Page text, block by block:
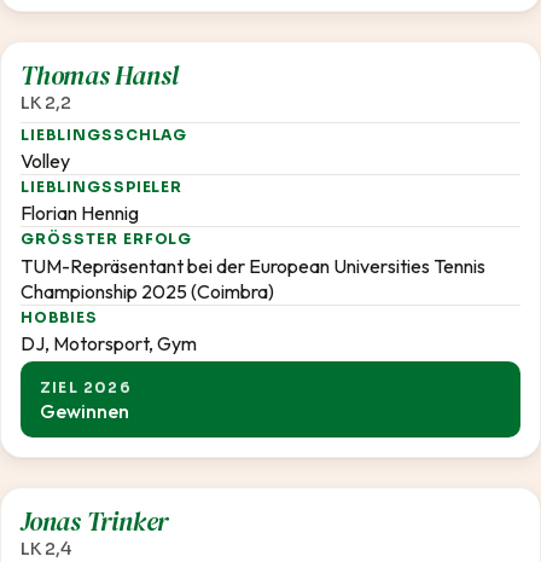
Thomas Hansl
LK 2,2
LIEBLINGSSCHLAG
Volley
LIEBLINGSSPIELER
Florian Hennig
GRÖSSTER ERFOLG
TUM-Repräsentant bei der European Universities Tennis
Championship 2025 (Coimbra)
HOBBIES
DJ, Motorsport, Gym
ZIEL 2026
Gewinnen
Jonas Trinker
LK 2,4